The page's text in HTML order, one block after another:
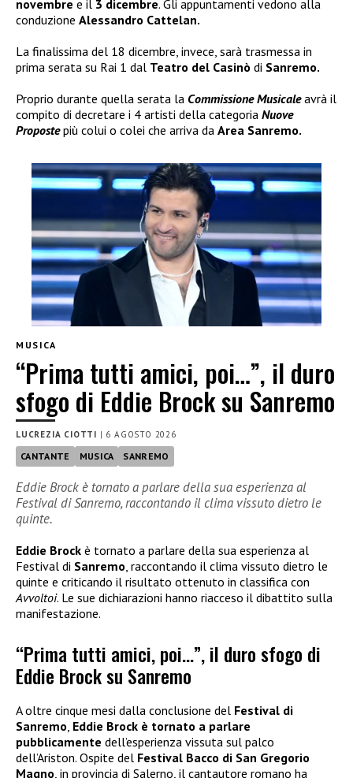
novembre e il 3 dicembre. Gli appuntamenti vedono alla
conduzione Alessandro Cattelan.
La finalissima del 18 dicembre, invece, sarà trasmessa in
prima serata su Rai 1 dal Teatro del Casinò di Sanremo.
Proprio durante quella serata la Commissione Musicaleavrà il
compito di decretare i 4 artisti della categoria Nuove
Propostepiù colui o colei che arriva da Area Sanremo.
MUSICA
“Prima tutti amici, poi…”, il duro
sfogo di Eddie Brock su Sanremo
LUCREZIA CIOTTI | 6 AGOSTO 2026
CANTANTE MUSICA SANREMO
Eddie Brock è tornato a parlare della sua esperienza al
Festival di Sanremo, raccontando il clima vissuto dietro le
quinte.
Eddie Brock è tornato a parlare della sua esperienza al
Festival di Sanremo, raccontando il clima vissuto dietro le
quinte e criticando il risultato ottenuto in classifica con
Avvoltoi. Le sue dichiarazioni hanno riacceso il dibattito sulla
manifestazione.
“Prima tutti amici, poi…”, il duro sfogo di
Eddie Brock su Sanremo
A oltre cinque mesi dalla conclusione del Festival di
Sanremo Eddie Brock è tornato a parlare
pubblicamente dell’esperienza vissuta sul palco
dell’Ariston. Ospite del Festival Bacco di San Gregorio
Magno , in provincia di Salerno, il cantautore romano ha